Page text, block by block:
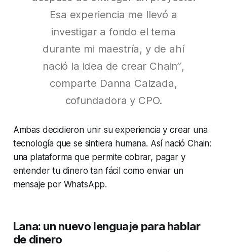
Esa experiencia me llevó a
investigar a fondo el tema
durante mi maestría, y de ahí
nació la idea de crear Chain”,
comparte Danna Calzada,
cofundadora y CPO.
Ambas decidieron unir su experiencia y crear una
tecnología que se sintiera humana. Así nació Chain:
una plataforma que permite cobrar, pagar y
entender tu dinero tan fácil como enviar un
mensaje por WhatsApp.
Lana: un nuevo lenguaje para hablar
de dinero